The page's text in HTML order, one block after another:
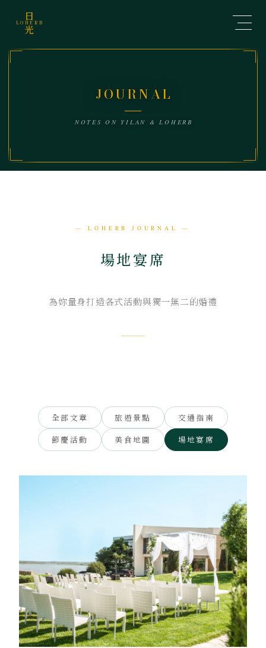
日
LOHERB
光
場地宴席
JOURNAL
NOTES ON YILAN & LOHERB
— LOHERB JOURNAL —
場地宴席
為妳量身打造各式活動與獨一無二的婚禮
全部文章 旅遊景點
交通指南
節慶活動
美食地圖 場地宴席